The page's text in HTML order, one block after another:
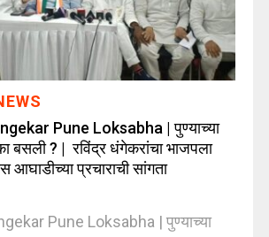
Pune Loksabha | पुण्याच्या
बसली ? | रविंद्र धंगेकरांचा भाजपला
आघाडीच्या प्रचाराची सांगता
Pune Loksabha | पुण्याच्या